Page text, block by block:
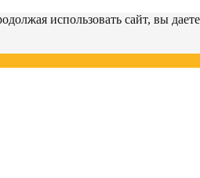
использовать сайт, вы